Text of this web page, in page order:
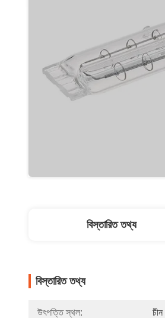
বিস্তারিত তথ্য
বিস্তারিত তথ্য
উৎপত্তি স্থল: চীন